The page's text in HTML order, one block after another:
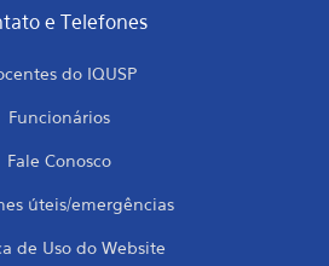
e Telefones
do IQUSP
Funcionários
Fale Conosco
úteis/emergências
de Uso do Website